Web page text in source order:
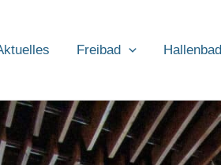
Freibad Hallenbad